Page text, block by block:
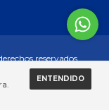
ENTENDIDO
reservados.